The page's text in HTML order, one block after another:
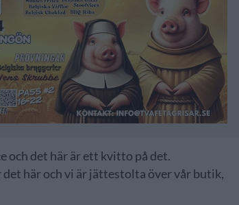
och det här är ett kvitto på det.
här och vi är jättestolta över vår butik,